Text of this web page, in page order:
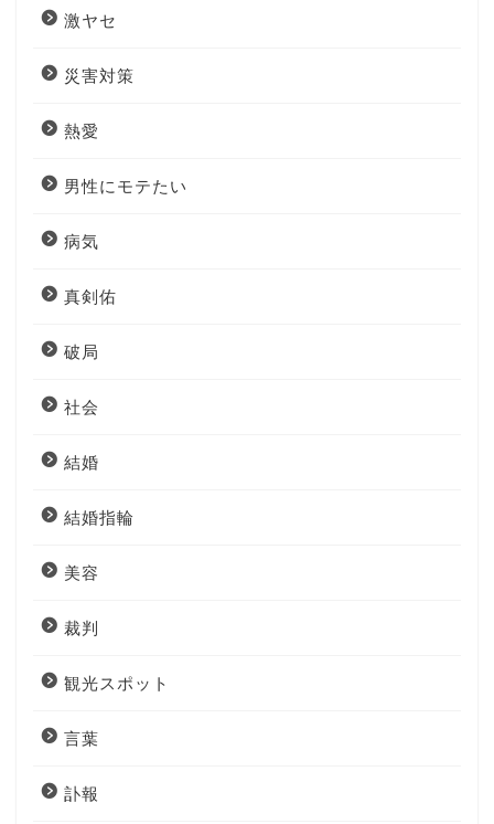
激ヤセ
災害対策
熱愛
男性にモテたい
病気
真剣佑
破局
社会
結婚
結婚指輪
美容
裁判
観光スポット
言葉
訃報